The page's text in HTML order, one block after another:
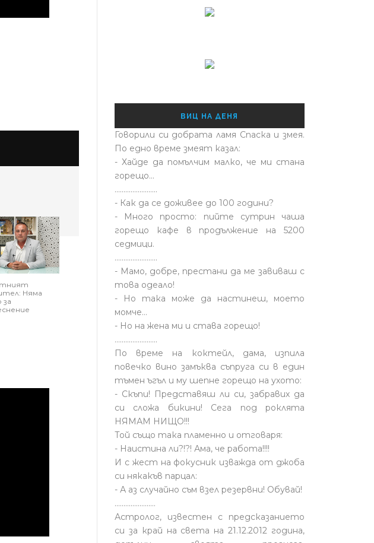
Няма
ВИЦ НА ДЕНЯ
Говорили си добрата ламя Спаска и змея.
По едно време змеят казал:
- Хайде да помълчим малко, че ми стана
горещо...
........................
- Как да се доживее до 100 години?
- Много просто: пийте сутрин чаша
горещо кафе в продължение на 5200
седмици.
........................
- Мамо, добре, престани да ме завиваш с
това одеало!
- Но така може да настинеш, моето
момче…
- Но на жена ми и става горещо!
........................
По време на коктейл, дама, изпила
повечко вино замъква съпруга си в един
тъмен ъгъл и му шепне горещо на ухото:
- Скъпи! Представяш ли си, забравих да
си сложа бикини! Сега под роклята
НЯМАМ НИЩО!!!
Той също така пламенно и отговаря:
- Наистина ли?!?! Ама, че работа!!!!
И с жест на фокусник изважда от джоба
си някакъв парцал:
- А аз случайно съм взел резервни! Обувай!
.......................
Астролог, известен с предсказанието
си за край на света на 21.12.2012 година,